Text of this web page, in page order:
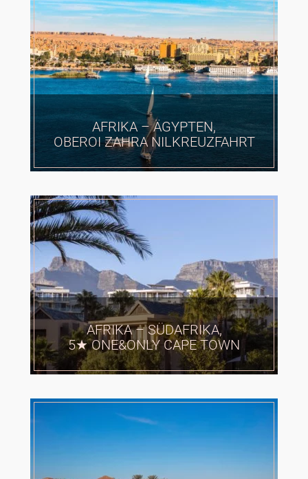
AFRIKA – ÄGYPTEN,
OBEROI ZAHRA NILKREUZFAHRT
AFRIKA – SÜDAFRIKA,
5★ ONE&ONLY CAPE TOWN